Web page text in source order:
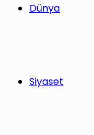
Dünya
Siyaset